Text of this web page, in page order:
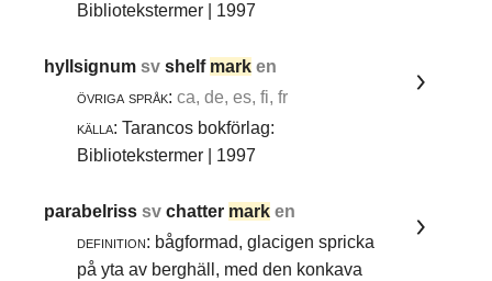
Bibliotekstermer | 1997
hyllsignumsvshelf mark en
övriga språk: ca, de, es, fi, fr
källa: Tarancos bokförlag:
Bibliotekstermer | 1997
parabelrisssvchatter mark en
definition: bågformad, glacigen spricka
på yta av berghäll, med den konkava